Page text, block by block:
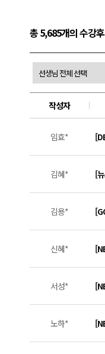
총 5,685개의 수강
작성자
임효*
김혜* [
김용*
신혜*
서성*
노하*